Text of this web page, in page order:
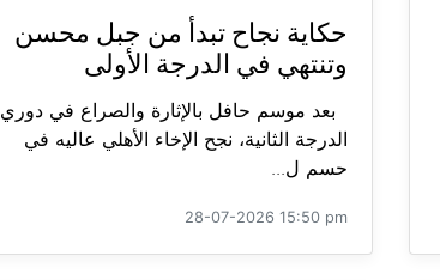
حكاية نجاح تبدأ من جبل محسن
وتنتهي في الدرجة الأولى
بعد موسم حافل بالإثارة والصراع في دوري
الدرجة الثانية، نجح الإخاء الأهلي عاليه في
حسم ل...
28-07-2026 15:50 pm